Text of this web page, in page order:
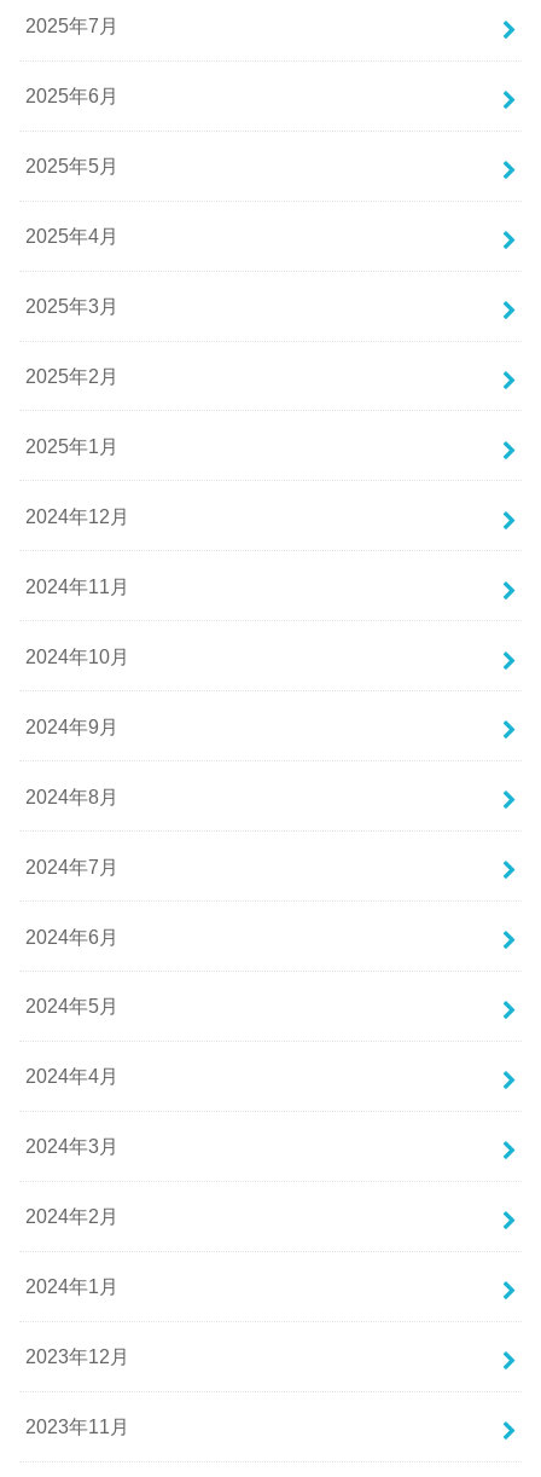
2025年7月
2025年6月
2025年5月
2025年4月
2025年3月
2025年2月
2025年1月
2024年12月
2024年11月
2024年10月
2024年9月
2024年8月
2024年7月
2024年6月
2024年5月
2024年4月
2024年3月
2024年2月
2024年1月
2023年12月
2023年11月